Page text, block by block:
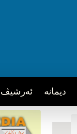
دیمانه ئه‌رشیڤ